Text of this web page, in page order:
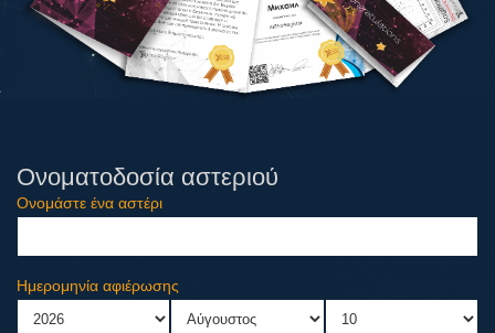
Ονοματοδοσία αστεριού
Ονομάστε ένα αστέρι
Ημερομηνία αφιέρωσης